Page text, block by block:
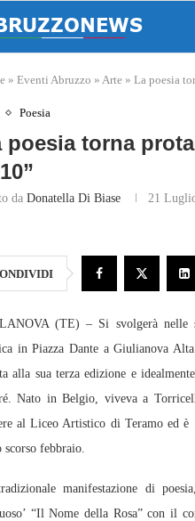
» Eventi Abruzzo » Arte » La poesia
Poesia
poesia torna
da Donatella Di Biase 21
(TE) – Si svolgerà nelle
in Piazza Dante a Giulianova
alla sua terza edizione e
Nato in Belgio, viveva a
al Liceo Artistico di Teramo ed è
scorso febbraio.
manifestazione di
“Il Nome della Rosa” con il